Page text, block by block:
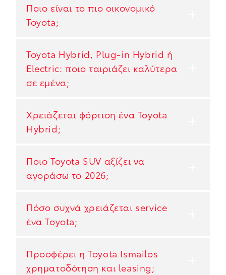
Ποιο είναι το πιο οικονομικό
Toyota;
Toyota Hybrid, Plug-in Hybrid ή
Electric: ποιο ταιριάζει καλύτερα
σε εμένα;
Χρειάζεται φόρτιση ένα Toyota
Hybrid;
Ποιο Toyota SUV αξίζει να
αγοράσω το 2026;
Πόσο συχνά χρειάζεται service
ένα Toyota;
Προσφέρει η Toyota Ismailos
χρηματοδότηση και leasing;